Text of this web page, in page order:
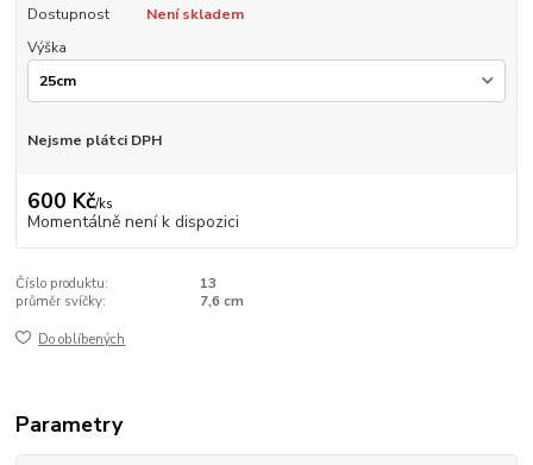
Dostupnost
Není skladem
Výška
Nejsme plátci DPH
600 Kč/ks
Momentálně není k dispozici
Číslo produktu:
13
průměr svíčky:
7,6 cm
Do oblíbených
Parametry